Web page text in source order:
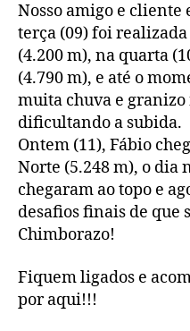
Nosso amigo e cliente
terça (09) foi realizada
(4.200 m), na quarta
(4.790 m), e até o
muita chuva e granizo
dificultando a subida.
Ontem (11), Fábio
Norte (5.248 m), o dia
chegaram ao topo e
desafios finais de que
Chimborazo!
Fiquem ligados e
por aqui!!!